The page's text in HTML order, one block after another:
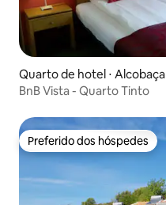
Quarto de hotel ⋅ Alcobaça
BnB Vista - Quarto Tinto
Preferido dos hóspedes
Preferido dos hóspedes